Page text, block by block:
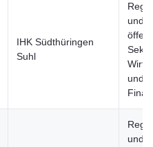
IHK Südthüringen
Suhl
und
und
und